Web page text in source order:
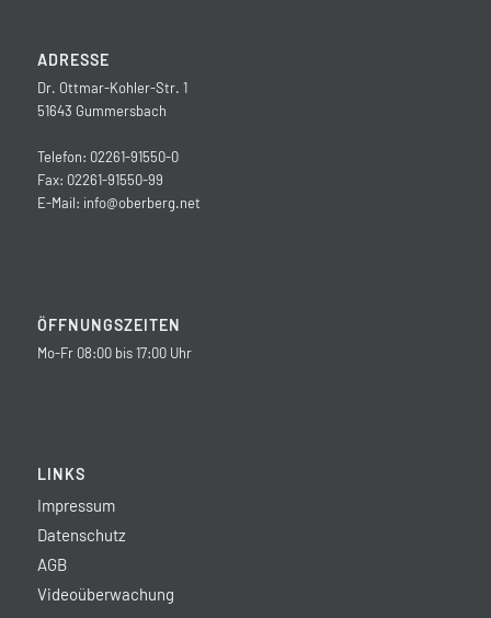
ADRESSE
Dr. Ottmar-Kohler-Str. 1
51643 Gummersbach
Telefon: 02261-91550-0
Fax: 02261-91550-99
E-Mail: info@oberberg.net
ÖFFNUNGSZEITEN
Mo-Fr 08:00 bis 17:00 Uhr
LINKS
Impressum
Datenschutz
AGB
Videoüberwachung